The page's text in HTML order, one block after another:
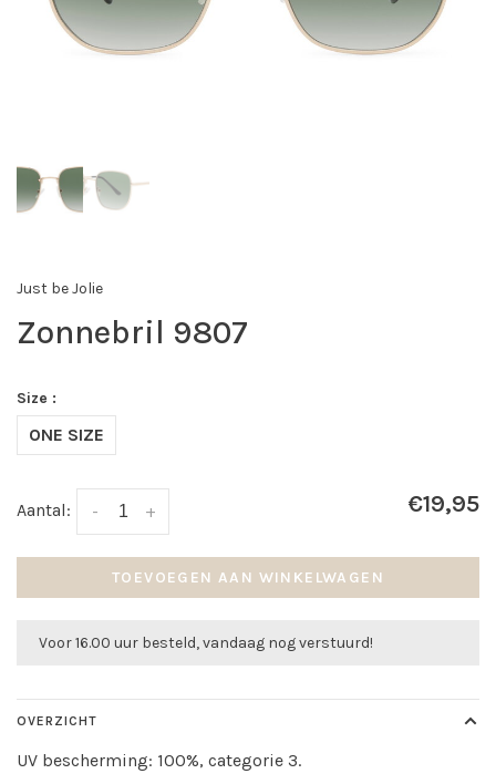
Just be Jolie
Zonnebril 9807
Size :
ONE SIZE
Aantal: +
- €19,95
TOEVOEGEN AAN WINKELWAGEN
Voor 16.00 uur besteld, vandaag nog verstuurd!
OVERZICHT
UV bescherming: 100%, categorie 3.